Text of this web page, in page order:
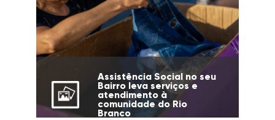
Assistência Social no seu
Bairro leva serviços e
atendimento à
comunidade do Rio
Branco